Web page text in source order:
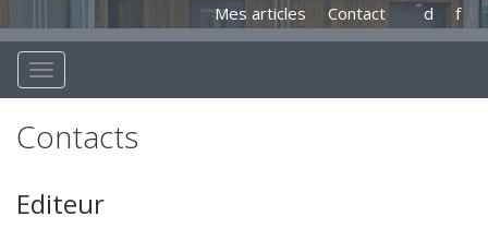
Mes articles Contact d f
Contacts
Editeur